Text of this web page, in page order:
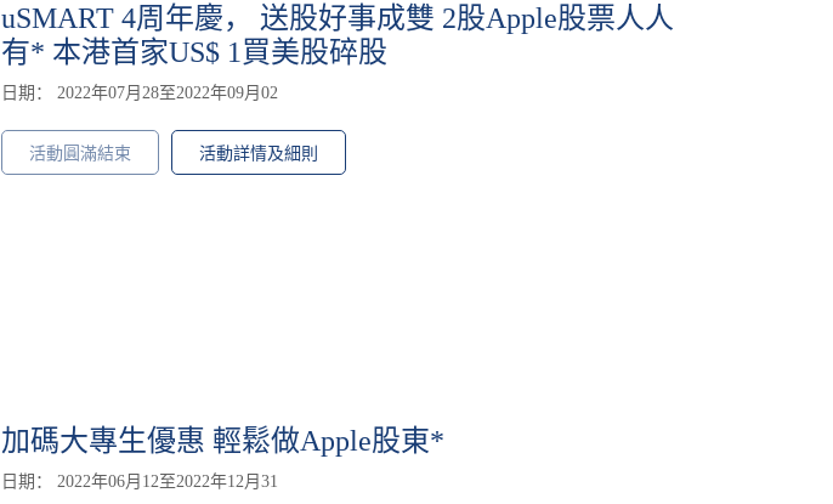
uSMART 4周年慶， 送股好事成雙 2股Apple股票人人
有* 本港首家US$ 1買美股碎股
日期： 2022年07月28至2022年09月02
活動圓滿結束 活動詳情及細則
加碼大專生優惠 輕鬆做Apple股東*
日期： 2022年06月12至2022年12月31